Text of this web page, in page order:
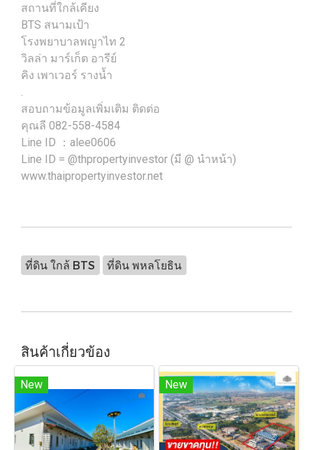
สถานที่ใกล้เคียง
BTS สนามเป้า
โรงพยาบาลพญาไท 2
วิลล่า มาร์เก็ต อารีย์
คิง เพาเวอร์ รางน้ำ
สอบถามข้อมูลเพิ่มเติม ติดต่อ
คุณลี 082-558-4584
Line ID ：alee0606
Line ID = @thpropertyinvestor (มี @ นำหน้า)
www.thaipropertyinvestor.net
ที่ดิน ใกล้ BTS ที่ดิน พหลโยธิน
สินค้าเกี่ยวข้อง
New New